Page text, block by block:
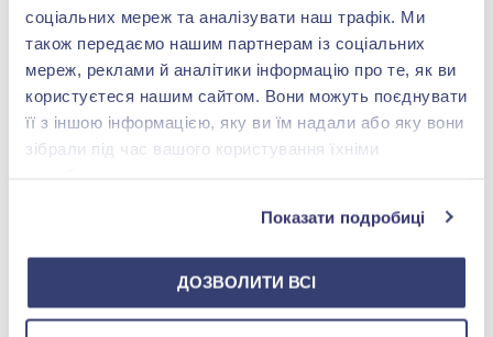
соціальних мереж та аналізувати наш трафік. Ми
також передаємо нашим партнерам із соціальних
мереж, реклами й аналітики інформацію про те, як ви
користуєтеся нашим сайтом. Вони можуть поєднувати
її з іншою інформацією, яку ви їм надали або яку вони
зібрали під час вашого користування їхніми
Показати подробиці
ДОЗВОЛИТИ ВСІ
Купити Купити
Срiбний шнурок на руку
Немає в наявності
Срiбний шнурок на руку
Немає в наявності